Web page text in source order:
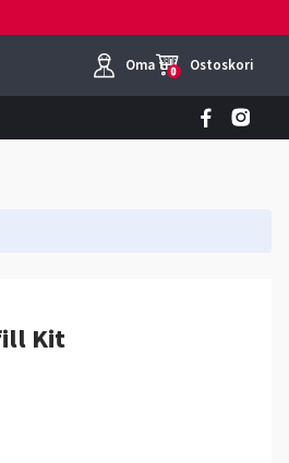
Oma tili
0 Ostoskori
Kit